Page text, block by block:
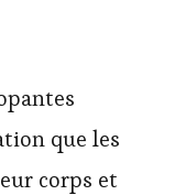
que les
corps et